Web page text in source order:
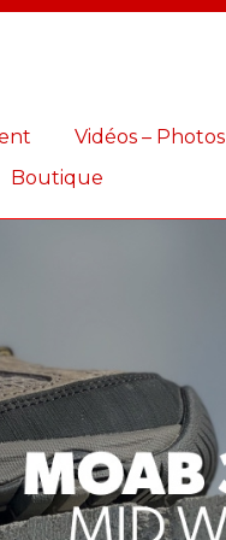
Vidéos – Photos
Boutique